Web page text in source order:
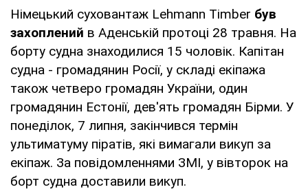
Німецький суховантаж Lehmann Timber був
захоплений в Аденській протоці 28 травня. На
борту судна знаходилися 15 чоловік. Капітан
судна - громадянин Росії, у складі екіпажа
також четверо громадян України, один
громадянин Естонії, дев'ять громадян Бірми. У
понеділок, 7 липня, закінчився термін
ультиматуму піратів, які вимагали викуп за
екіпаж. За повідомленнями ЗМІ, у вівторок на
борт судна доставили викуп.